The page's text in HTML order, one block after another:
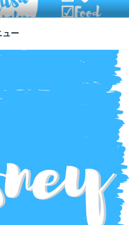
SALONE
ュー